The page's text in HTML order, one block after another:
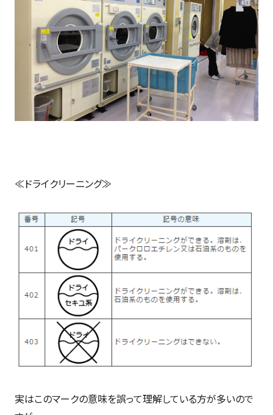
≪ドライクリーニング≫
実はこのマークの意味を誤って理解している方が多いので